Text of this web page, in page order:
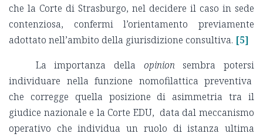
che la Corte di Strasburgo, nel decidere il caso in sede
contenziosa, confermi l’orientamento previamente
adottato nell’ambito della giurisdizione consultiva. [5]
La importanza della opinionsembra potersi
individuare nella funzione nomofilattica preventiva
che corregge quella posizione di asimmetria tra il
giudice nazionale e la Corte EDU, data dal meccanismo
operativo che individua un ruolo di istanza ultima